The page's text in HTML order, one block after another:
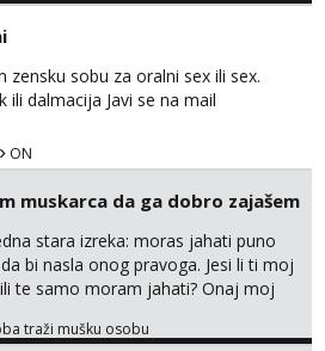
zensku sobu za oralni sex ili sex.
ili dalmacija Javi se na mail
ON
muskarca da ga dobro zajašem
stara izreka: moras jahati puno
bi nasla onog pravoga. Jesi li ti moj
te samo moram jahati? Onaj moj
link i javi mi se tamo....
traži mušku osobu